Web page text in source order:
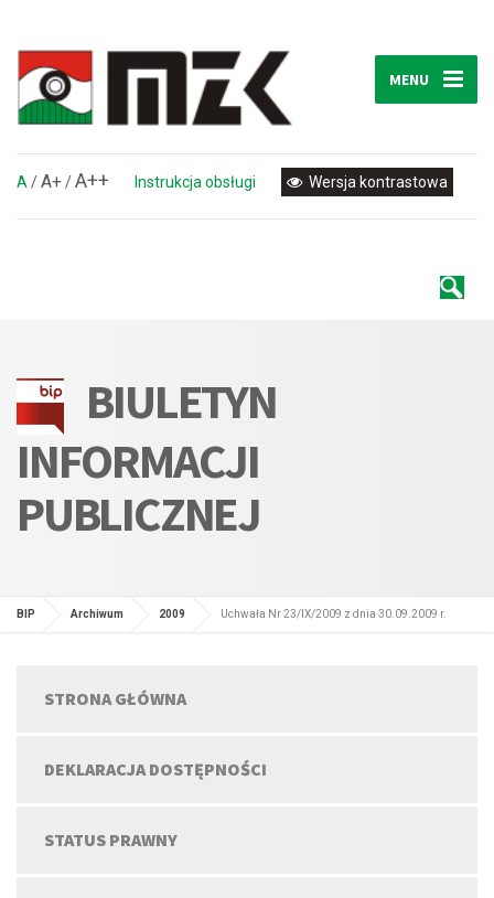
MENU
A/A+/A++ Instrukcja obsługi Wersja kontrastowa
BIULETYN
INFORMACJI
PUBLICZNEJ
BIP Archiwum 2009 Uchwała Nr 23/IX/2009 z dnia 30.09.2009 r.
STRONA GŁÓWNA
DEKLARACJA DOSTĘPNOŚCI
STATUS PRAWNY